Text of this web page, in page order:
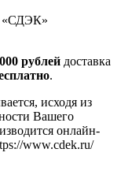
«СДЭК»
рублей доставка
.
исходя из
Вашего
онлайн-
www.cdek.ru/